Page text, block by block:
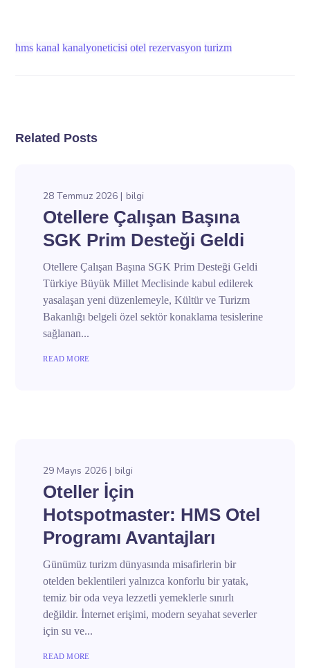
hms kanal kanalyoneticisi otel rezervasyon turizm
Related Posts
28 Temmuz 2026 bilgi
Otellere Çalışan Başına
SGK Prim Desteği Geldi
Otellere Çalışan Başına SGK Prim Desteği Geldi
Türkiye Büyük Millet Meclisinde kabul edilerek
yasalaşan yeni düzenlemeyle, Kültür ve Turizm
Bakanlığı belgeli özel sektör konaklama tesislerine
sağlanan...
READ MORE
29 Mayıs 2026 bilgi
Oteller İçin
Hotspotmaster: HMS Otel
Programı Avantajları
Günümüz turizm dünyasında misafirlerin bir
otelden beklentileri yalnızca konforlu bir yatak,
temiz bir oda veya lezzetli yemeklerle sınırlı
değildir. İnternet erişimi, modern seyahat severler
için su ve...
READ MORE